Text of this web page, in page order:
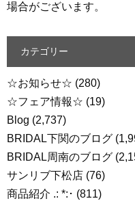
場合がございます。
カテゴリー
☆お知らせ☆ (280)
☆フェア情報☆ (19)
Blog (2,737)
BRIDAL下関のブログ
BRIDAL周南のブログ
サンリブ下松店 (76)
商品紹介 .: *:･ (811)